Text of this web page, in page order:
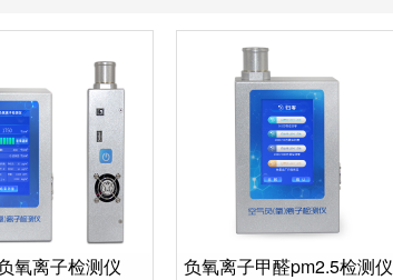
氧离子检测仪 负氧离子甲醛pm2.5检测仪